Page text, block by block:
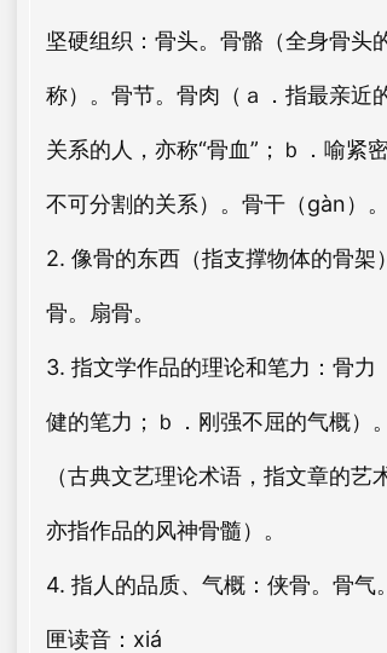
坚硬组织：骨头。骨骼（全身骨头
称）。骨节。骨肉（ａ．指最亲近
关系的人，亦称“骨血”；ｂ．喻紧
不可分割的关系）。骨干（gàn）。
2. 像骨的东西（指支撑物体的骨架
骨。扇骨。
3. 指文学作品的理论和笔力：骨力
健的笔力；ｂ．刚强不屈的气概）
（古典文艺理论术语，指文章的艺
亦指作品的风神骨髓）。
4. 指人的品质、气概：侠骨。骨气。
匣读音：xiá